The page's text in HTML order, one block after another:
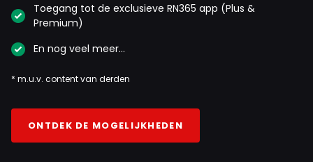
Toegang tot de exclusieve RN365 app (Plus &
Premium)
En nog veel meer…
* m.u.v. content van derden
ONTDEK DE MOGELIJKHEDEN